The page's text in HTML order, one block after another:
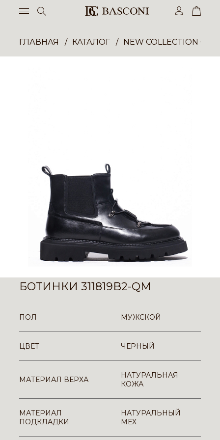
ГЛАВНАЯ КАТАЛОГ NEW COLLECTION
БОТИНКИ 311819B2-QM
ПОЛ МУЖСКОЙ
ЦВЕТ ЧЕРНЫЙ
МАТЕРИАЛ ВЕРХА
НАТУРАЛЬНАЯ
КОЖА
МАТЕРИАЛ
ПОДКЛАДКИ
НАТУРАЛЬНЫЙ
МЕХ